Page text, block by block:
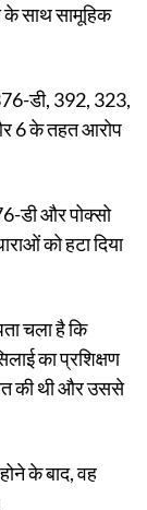
के साथ सामूहिक
डी, 392, 323,
6 के तहत आरोप
डी और पोक्सो
को हटा दिया
चला है कि
का प्रशिक्षण
की थी और उससे
के बाद, वह